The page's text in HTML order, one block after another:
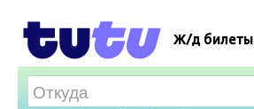
Ж/д билеты